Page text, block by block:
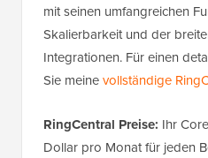
mit seinen umfangreichen
Skalierbarkeit und der
Integrationen. Für einen
Sie meinevollständige
RingCentral Preise: Ihr
Dollar pro Monat für jeden